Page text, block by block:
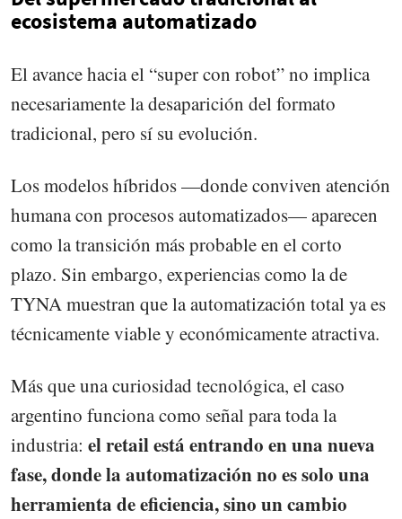
ecosistema automatizado
El avance hacia el “super con robot” no implica
necesariamente la desaparición del formato
tradicional, pero sí su evolución.
Los modelos híbridos —donde conviven atención
humana con procesos automatizados— aparecen
como la transición más probable en el corto
plazo. Sin embargo, experiencias como la de
TYNA muestran que la automatización total ya es
técnicamente viable y económicamente atractiva.
Más que una curiosidad tecnológica, el caso
argentino funciona como señal para toda la
industria: el retail está entrando en una nueva
fase, donde la automatización no es solo una
herramienta de eficiencia, sino un cambio